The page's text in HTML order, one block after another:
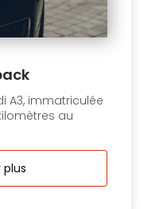
A3, immatriculée
au
plus